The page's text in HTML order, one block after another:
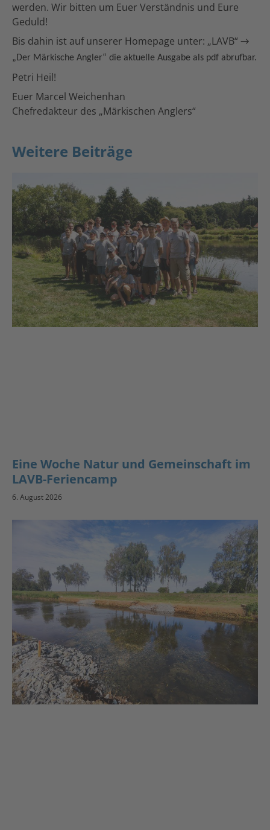
werden. Wir bitten um Euer Verständnis und Eure
Geduld!
Bis dahin ist auf unserer Homepage unter: „LAVB“ →
„Der Märkische Angler“ die aktuelle Ausgabe als pdf abrufbar.
Petri Heil!
Euer Marcel Weichenhan
Chefredakteur des „Märkischen Anglers“
Weitere Beiträge
Eine Woche Natur und Gemeinschaft im
LAVB-Feriencamp
6. August 2026